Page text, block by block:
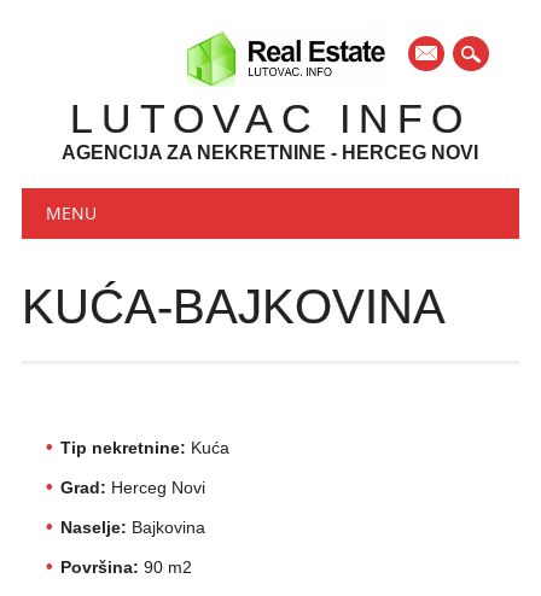
mail
LUTOVAC INFO
AGENCIJA ZA NEKRETNINE - HERCEG NOVI
Main menu
MENU
KUĆA-BAJKOVINA
Tip nekretnine: Kuća
Grad: Herceg Novi
Naselje: Bajkovina
Površina: 90 m2